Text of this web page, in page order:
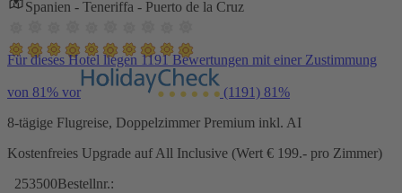
Spanien - Teneriffa - Puerto de la Cruz
Für dieses Hotel liegen 1191 Bewertungen mit einer Zustimmung
von 81% vor (1191) 81%
8-tägige Flugreise, Doppelzimmer Premium inkl. AI
Kostenfreies Upgrade auf All Inclusive (Wert € 199.- pro Zimmer)
253500Bestellnr.: